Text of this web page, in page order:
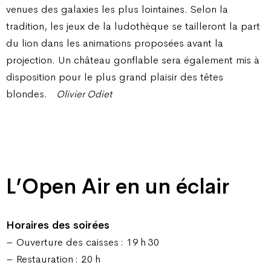
venues des galaxies les plus lointaines. Selon la
tradition, les jeux de la ludothèque se tailleront la part
du lion dans les animations proposées avant la
projection. Un château gonflable sera également mis à
disposition pour le plus grand plaisir des têtes
blondes.
Olivier Odiet
L’Open Air en un éclair
Horaires des soirées
– Ouverture des caisses : 19 h 30
– Restauration : 20 h